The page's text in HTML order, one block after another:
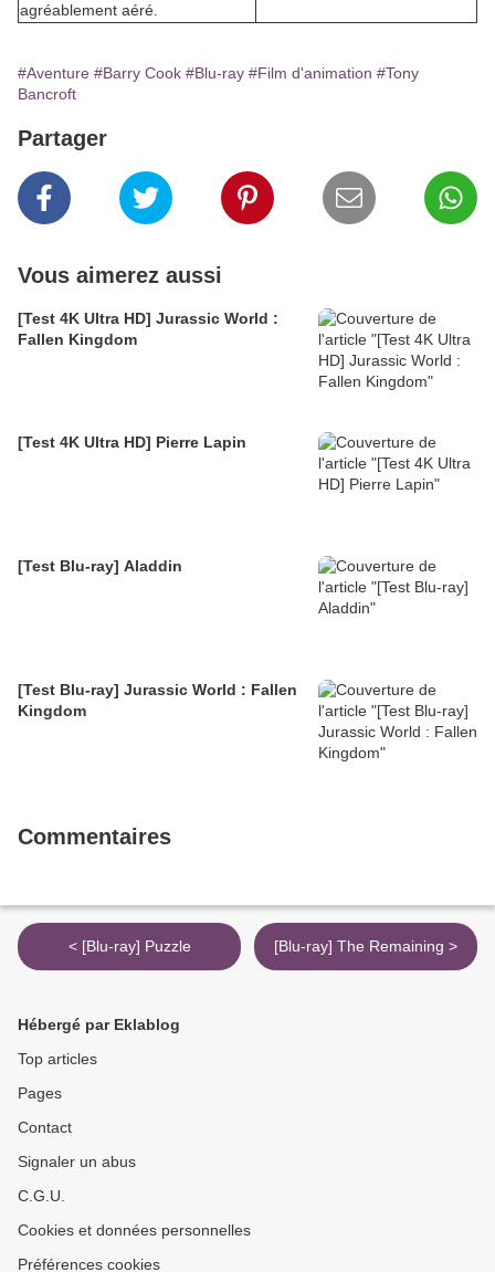
agréablement aéré.
#Aventure #Barry Cook #Blu-ray #Film d'animation #Tony
Bancroft
Partager
Vous aimerez aussi
[Test 4K Ultra HD] Jurassic World :
Fallen Kingdom
[Test 4K Ultra HD] Pierre Lapin
[Test Blu-ray] Aladdin
[Test Blu-ray] Jurassic World : Fallen
Kingdom
Commentaires
< [Blu-ray] Puzzle [Blu-ray] The Remaining >
Hébergé par Eklablog
Top articles
Pages
Contact
Signaler un abus
C.G.U.
Cookies et données personnelles
Préférences cookies